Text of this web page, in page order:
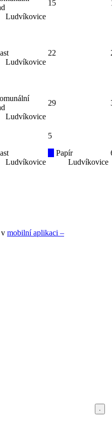
Ludvíkovice
15
Ludvíkovice
22
Ludvíkovice
29
Ludvíkovice
5
Papír
Ludvíkovice
v mobilní aplikaci –